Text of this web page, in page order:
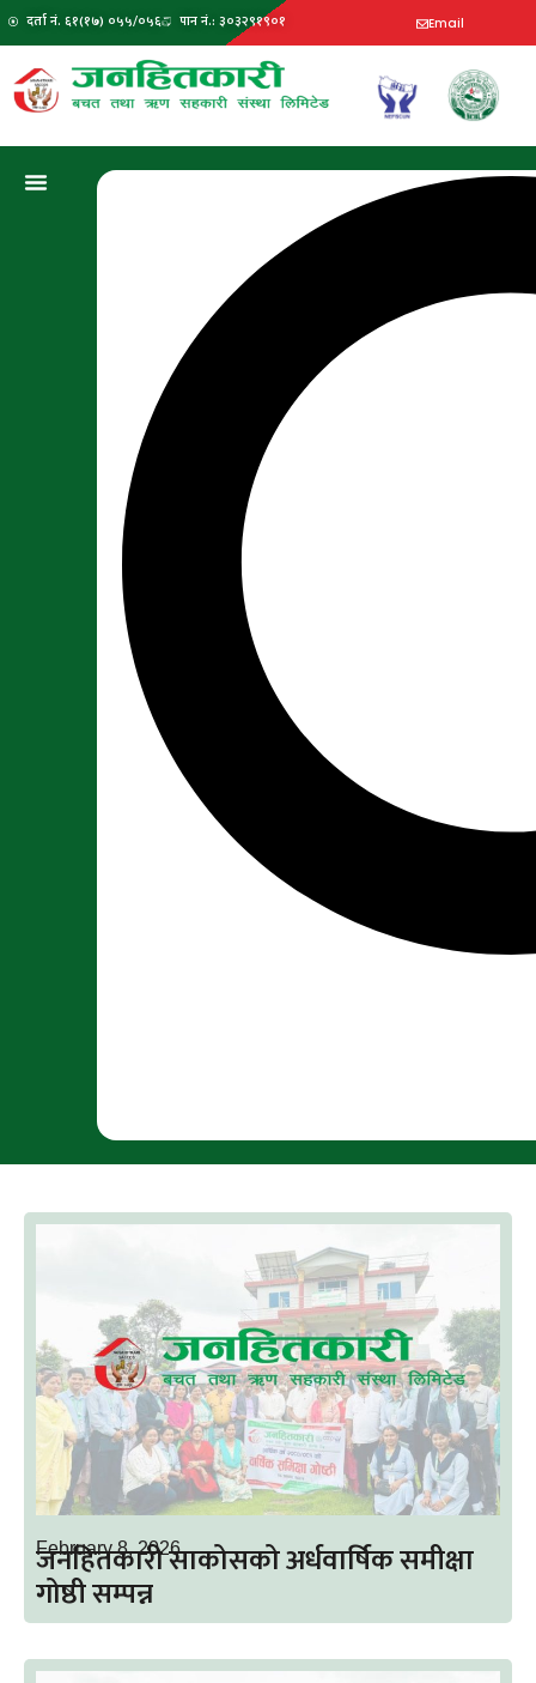
दर्ता नं. ६१(१७) ०५५/०५६ पान नं.: ३०३२९१९०१ Email
February 8, 2026
जनहितकारी साकोसको अर्धवार्षिक समीक्षा
गोष्ठी सम्पन्न